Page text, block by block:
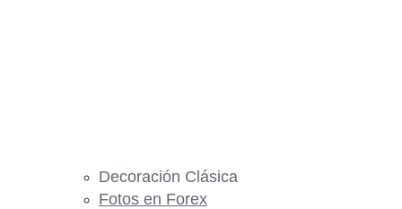
Decoración Clásica
Fotos en Forex